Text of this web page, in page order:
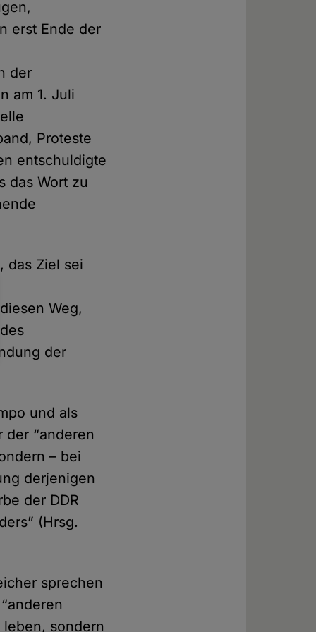
erst Ende der
der
am 1. Juli
Proteste
entschuldigte
das Wort zu
das Ziel sei
Weg,
der
und als
der “anderen
– bei
derjenigen
der DDR
(Hrsg.
sprechen
sondern